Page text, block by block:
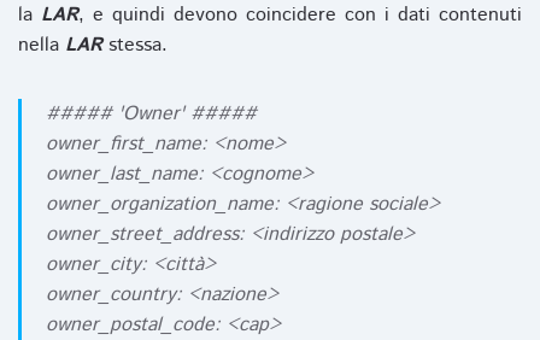
la LAR, e quindi devono coincidere con i dati contenuti
nella LARstessa.
##### 'Owner' #####
owner_first_name: <nome>
owner_last_name: <cognome>
owner_organization_name: <ragione sociale>
owner_street_address: <indirizzo postale>
owner_city: <città>
owner_country: <nazione>
owner_postal_code: <cap>